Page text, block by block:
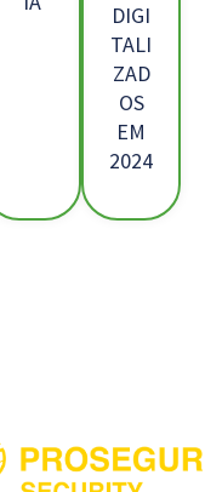
DIGI
TALI
ZAD
OS
EM
2024